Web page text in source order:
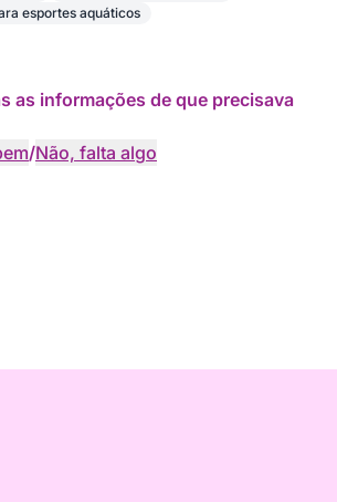
esportes aquáticos
as informações de que precisava
/Não, falta algo